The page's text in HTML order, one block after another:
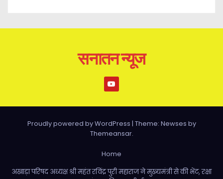
सनातन न्यूज
Proudly powered by WordPress | Theme: Newses by
Themeansar.
Home
अखाड़ा परिषद अध्यक्ष श्री महंत रविंद्र पुरी महाराज ने मुख्यमंत्री से की भेंट, रक्षा